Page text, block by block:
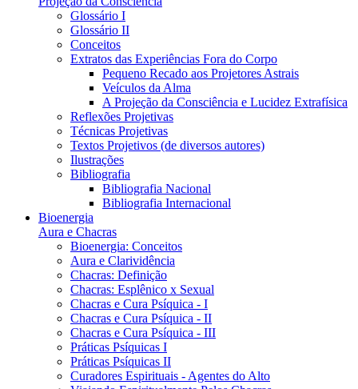
Glossário I
Glossário II
Conceitos
Extratos das Experiências Fora do Corpo
Pequeno Recado aos Projetores Astrais
Veículos da Alma
A Projeção da Consciência e Lucidez Extrafísica
Reflexões Projetivas
Técnicas Projetivas
Textos Projetivos (de diversos autores)
Ilustrações
Bibliografia
Bibliografia Nacional
Bibliografia Internacional
Bioenergia
Aura e Chacras
Bioenergia: Conceitos
Aura e Clarividência
Chacras: Definição
Chacras: Esplênico x Sexual
Chacras e Cura Psíquica - I
Chacras e Cura Psíquica - II
Chacras e Cura Psíquica - III
Práticas Psíquicas I
Práticas Psíquicas II
Curadores Espirituais - Agentes do Alto